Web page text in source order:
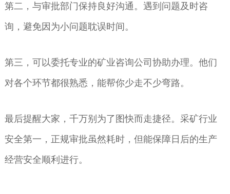
第二，与审批部门保持良好沟通。遇到问题及时咨
询，避免因为小问题耽误时间。
第三，可以委托专业的矿业咨询公司协助办理。他们
对各个环节都很熟悉，能帮你少走不少弯路。
最后提醒大家，千万别为了图快而走捷径。采矿行业
安全第一，正规审批虽然耗时，但能保障日后的生产
经营安全顺利进行。